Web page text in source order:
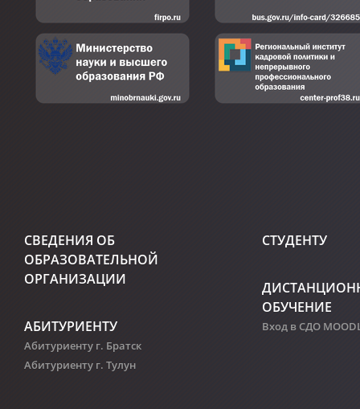
СВЕДЕНИЯ ОБ
ОБРАЗОВАТЕЛЬНОЙ
ОРГАНИЗАЦИИ
АБИТУРИЕНТУ
Абитуриенту г. Братск
Абитуриенту г. Тулун
СТУДЕНТУ
ОБУЧЕНИЕ
Вход в СДО